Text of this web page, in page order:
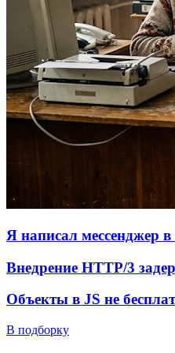
Я написал мессенджер
Внедрение HTTP/3
Объекты в JS не
В подборку